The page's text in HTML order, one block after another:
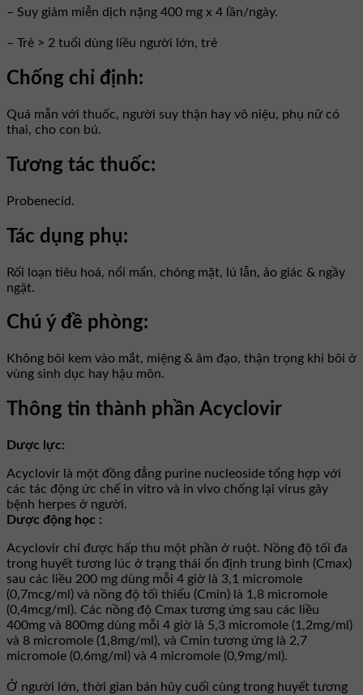
– Suy giảm miễn dịch nặng 400 mg x 4 lần/ngày.
– Trẻ > 2 tuổi dùng liều người lớn, trẻ
Chống chỉ định:
Quá mẫn với thuốc, người suy thận hay vô niệu, phụ nữ có
thai, cho con bú.
Tương tác thuốc:
Probenecid.
Tác dụng phụ:
Rối loạn tiêu hoá, nổi mẩn, chóng mặt, lú lẫn, ảo giác & ngầy
ngật.
Chú ý đề phòng:
Không bôi kem vào mắt, miệng & âm đạo, thận trọng khi bôi ở
vùng sinh dục hay hậu môn.
Thông tin thành phần Acyclovir
Dược lực:
Acyclovir là một đồng đẳng purine nucleoside tổng hợp với
các tác động ức chế in vitro và in vivo chống lại virus gây
bệnh herpes ở người.
Dược động học :
Acyclovir chỉ được hấp thu một phần ở ruột. Nồng độ tối đa
trong huyết tương lúc ở trạng thái ổn định trung bình (Cmax)
sau các liều 200 mg dùng mỗi 4 giờ là 3,1 micromole
(0,7mcg/ml) và nồng độ tối thiểu (Cmin) là 1,8 micromole
(0,4mcg/ml). Các nồng độ Cmax tương ứng sau các liều
400mg và 800mg dùng mỗi 4 giờ là 5,3 micromole (1,2mg/ml)
và 8 micromole (1,8mg/ml), và Cmin tương ứng là 2,7
micromole (0,6mg/ml) và 4 micromole (0,9mg/ml).
Ở người lớn, thời gian bán hủy cuối cùng trong huyết tương